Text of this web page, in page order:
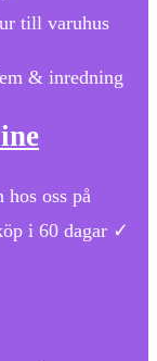
till varuhus
& inredning
oss på
i 60 dagar ✓